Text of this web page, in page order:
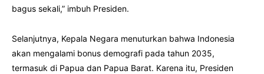
bagus sekali,” imbuh Presiden.
Selanjutnya, Kepala Negara menuturkan bahwa Indonesia
akan mengalami bonus demografi pada tahun 2035,
termasuk di Papua dan Papua Barat. Karena itu, Presiden